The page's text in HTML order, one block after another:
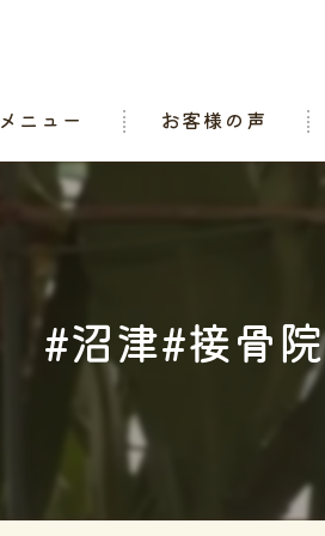
メニュー お客様の声
#沼津#接骨院